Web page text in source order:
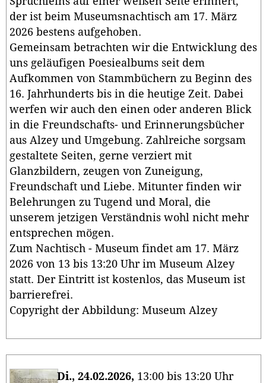
der ist beim Museumsnachtisch am 17. März
2026 bestens aufgehoben.
Gemeinsam betrachten wir die Entwicklung des
uns geläufigen Poesiealbums seit dem
Aufkommen von Stammbüchern zu Beginn des
16. Jahrhunderts bis in die heutige Zeit. Dabei
werfen wir auch den einen oder anderen Blick
in die Freundschafts- und Erinnerungsbücher
aus Alzey und Umgebung. Zahlreiche sorgsam
gestaltete Seiten, gerne verziert mit
Glanzbildern, zeugen von Zuneigung,
Freundschaft und Liebe. Mitunter finden wir
Belehrungen zu Tugend und Moral, die
unserem jetzigen Verständnis wohl nicht mehr
entsprechen mögen.
Zum Nachtisch - Museum findet am 17. März
2026 von 13 bis 13:20 Uhr im Museum Alzey
statt. Der Eintritt ist kostenlos, das Museum ist
barrierefrei.
Copyright der Abbildung: Museum Alzey
Di., 24.02.2026, 13:00 bis 13:20 Uhr